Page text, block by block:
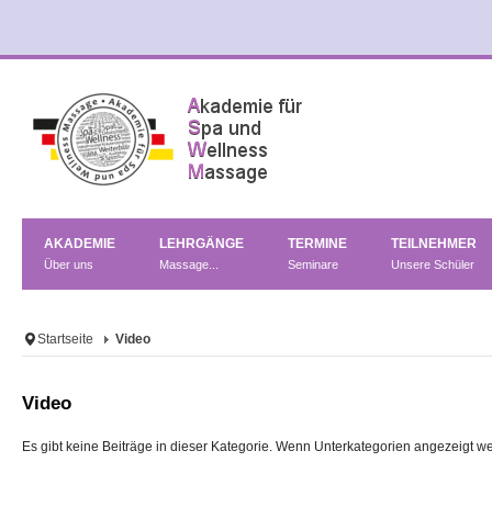
AKADEMIE
Über uns
LEHRGÄNGE
Massage...
TERMINE
Seminare
TEILNEHMER
Unsere Schüler
Startseite Video
Video
Es gibt keine Beiträge in dieser Kategorie. Wenn Unterkategorien angezeigt